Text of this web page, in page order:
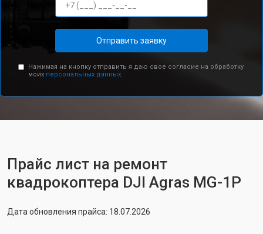
Отправить заявку
Нажимая на кнопку отправить я даю свое согласие на обработку
моих персональных данных.
Прайс лист на ремонт
квадрокоптера DJI Agras MG-1P
Дата обновления прайса: 18.07.2026